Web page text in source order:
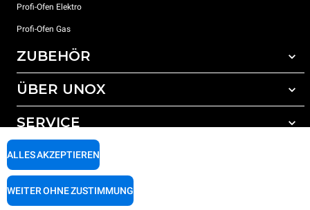
Profi-Ofen Elektro
Profi-Ofen Gas
ZUBEHÖR
Gesamtes Zubehör
Wasseraufbereitung mit Kunstharzfiltern
Wasseraufbereitung durch Umkehrosmose
ÜBER UNOX
Unsere Standorte weltweit
SERVICE
Unox garantie
Händler Suche
ALLES AKZEPTIEREN
WEITER OHNE ZUSTIMMUNG